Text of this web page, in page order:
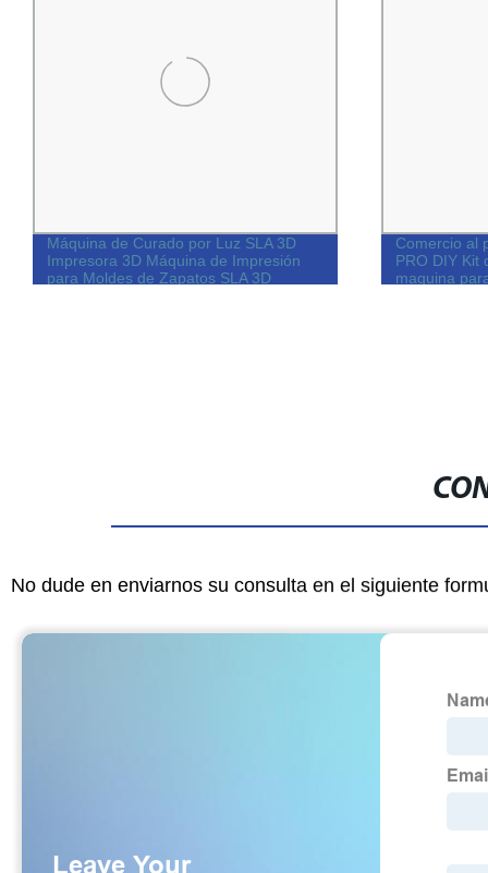
Máquina de Curado por Luz SLA 3D
Impresora 3D Máquina de Impresión
para Moldes de Zapatos SLA 3D
Comercio al
PRO DIY Kit
maquina
No dude en enviarnos su consulta en el siguiente